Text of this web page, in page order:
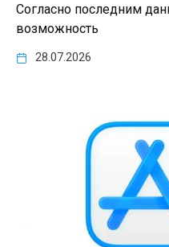
Согласно последним
возможность
28.07.2026